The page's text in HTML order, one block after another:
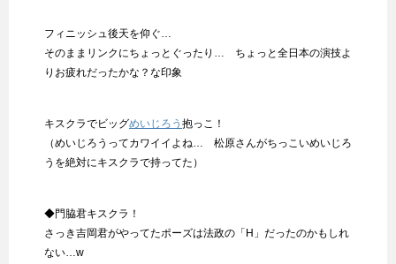
フィニッシュ後天を仰ぐ…
そのままリンクにちょっとぐったり… ちょっと全日本の演技よ
りお疲れだったかな？な印象
キスクラでビッグめいじろう 抱っこ！
（めいじろうってカワイイよね… 松原さんがちっこいめいじろ
うを絶対にキスクラで持ってた）
◆門脇君キスクラ！
さっき吉岡君がやってたポーズは法政の「H」だったのかもしれ
ない…w